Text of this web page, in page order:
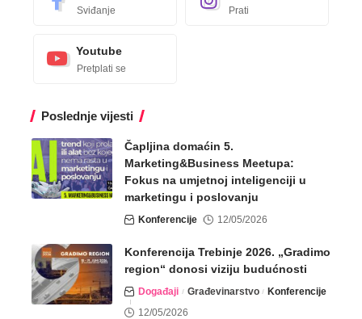
Sviđanje Prati
Youtube
Pretplati se
Poslednje vijesti
Čapljina domaćin 5.
Marketing&Business Meetupa:
Fokus na umjetnoj inteligenciji u
marketingu i poslovanju
Konferencije 12/05/2026
Konferencija Trebinje 2026. „Gradimo
region“ donosi viziju budućnosti
Događaji Građevinarstvo
Konferencije
12/05/2026